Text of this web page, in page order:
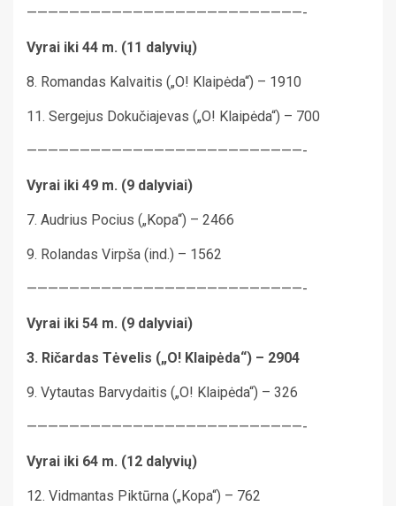
——————————————————————————-
Vyrai iki 44 m. (11 dalyvių)
8. Romandas Kalvaitis („O! Klaipėda“) – 1910
11. Sergejus Dokučiajevas („O! Klaipėda“) – 700
——————————————————————————-
Vyrai iki 49 m. (9 dalyviai)
7. Audrius Pocius („Kopa“) – 2466
9. Rolandas Virpša (ind.) – 1562
——————————————————————————-
Vyrai iki 54 m. (9 dalyviai)
3. Ričardas Tėvelis („O! Klaipėda“) – 2904
9. Vytautas Barvydaitis („O! Klaipėda“) – 326
——————————————————————————-
Vyrai iki 64 m. (12 dalyvių)
12. Vidmantas Piktūrna („Kopa“) – 762